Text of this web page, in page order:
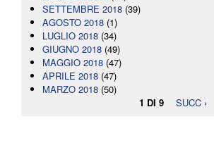
SETTEMBRE 2018 (39)
AGOSTO 2018 (1)
LUGLIO 2018 (34)
GIUGNO 2018 (49)
MAGGIO 2018 (47)
APRILE 2018 (47)
MARZO 2018 (50)
1 DI 9
SUCC ›